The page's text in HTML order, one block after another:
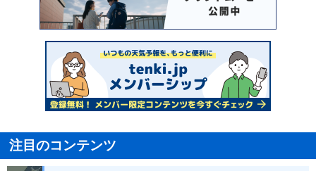
注目のコンテンツ